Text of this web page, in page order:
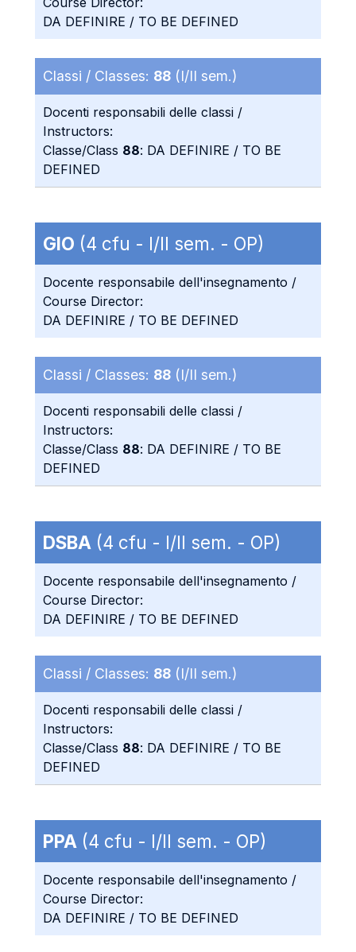
DA DEFINIRE / TO BE DEFINED
Classi / Classes: 88 (I/II sem.)
Docenti responsabili delle classi /
Instructors:
Classe/Class 88: DA DEFINIRE / TO BE
DEFINED
GIO (4 cfu - I/II sem. - OP)
Docente responsabile dell'insegnamento /
Course Director:
DA DEFINIRE / TO BE DEFINED
Classi / Classes: 88 (I/II sem.)
Docenti responsabili delle classi /
Instructors:
Classe/Class 88: DA DEFINIRE / TO BE
DEFINED
DSBA (4 cfu - I/II sem. - OP)
Docente responsabile dell'insegnamento /
Course Director:
DA DEFINIRE / TO BE DEFINED
Classi / Classes: 88 (I/II sem.)
Docenti responsabili delle classi /
Instructors:
Classe/Class 88: DA DEFINIRE / TO BE
DEFINED
PPA (4 cfu - I/II sem. - OP)
Docente responsabile dell'insegnamento /
Course Director:
DA DEFINIRE / TO BE DEFINED